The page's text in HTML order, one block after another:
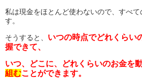
私は現金をほとんど使わないので、すべて
す。
そうすると、 いつの時点でどれくらい
握できて、
いつ、どこに、どれくらいのお金を
組むことができます。